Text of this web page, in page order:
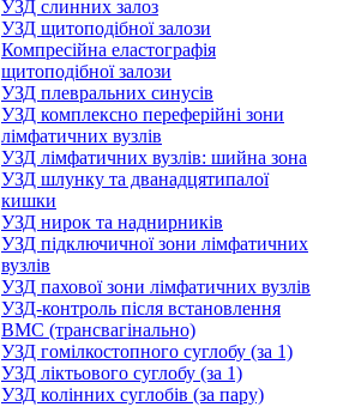
УЗД слинних залоз
УЗД щитоподібної залози
Компресійна еластографія
щитоподібної залози
УЗД плевральних синусів
УЗД комплексно переферійні зони
лімфатичних вузлів
УЗД лімфатичних вузлів: шийна зона
УЗД шлунку та дванадцятипалої
кишки
УЗД нирок та наднирників
УЗД підключичної зони лімфатичних
вузлів
УЗД пахової зони лімфатичних вузлів
УЗД-контроль після встановлення
ВМС (трансвагінально)
УЗД гомілкостопного суглобу (за 1)
УЗД ліктьового суглобу (за 1)
УЗД колінних суглобів (за пару)